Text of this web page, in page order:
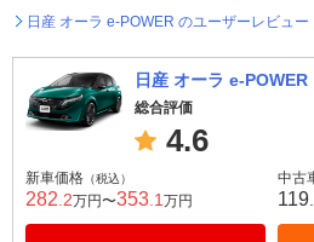
日産 オーラ e-POWER のユーザーレビュ
日産 オーラ e-POWER
総合評価
4.6
新車価格 （税込）
282 .2万円〜353 .1 万円
中古
119